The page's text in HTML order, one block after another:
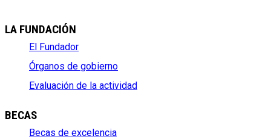
LA FUNDACIÓN
El Fundador
Órganos de gobierno
Evaluación de la actividad
BECAS
Becas de excelencia